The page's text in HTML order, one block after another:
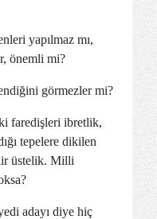
yapılmaz mı,
önemli mi?
görmezler mi?
faredişleri ibretlik,
tepelere dikilen
üstelik. Milli
adayı diye hiç